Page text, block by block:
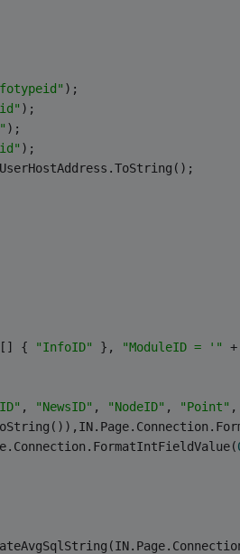
);
);
);
);
[] { "InfoID" }, "ModuleID = '"
, "NewsID" , "NodeID" , "Point" ,